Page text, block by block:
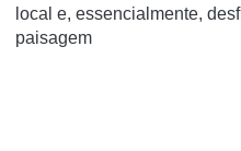
local e, essencialmente,
paisagem